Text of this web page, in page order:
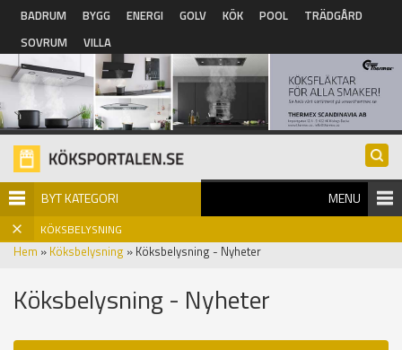
Hoppa till huvudinnehåll
BADRUM BYGG ENERGI GOLV KÖK POOL
TRÄDGÅRD
SOVRUM
VILLA
BYT KATEGORI MENU
KÖKSBELYSNING
Hem » Köksbelysning » Köksbelysning - Nyheter
Köksbelysning - Nyheter